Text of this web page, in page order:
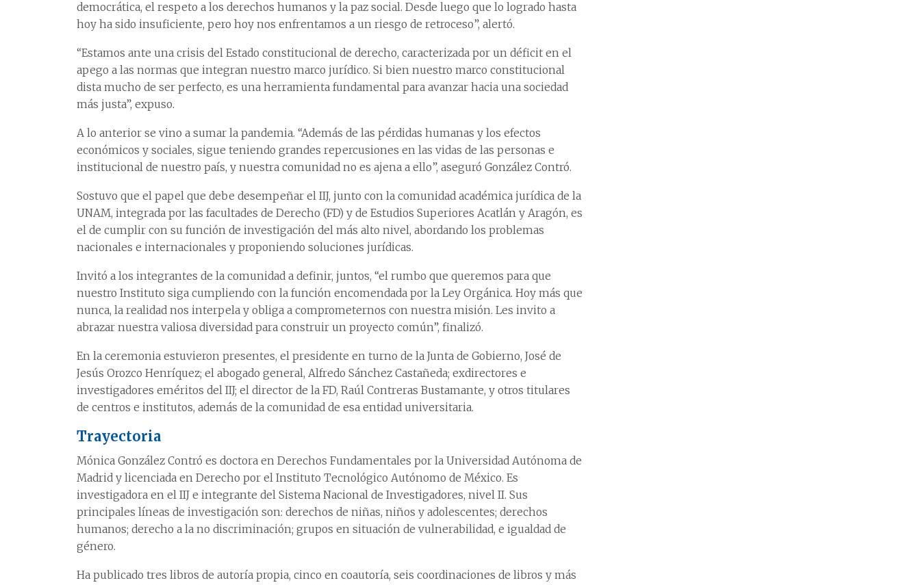
democrática, el respeto a los derechos humanos y la paz social. Desde luego que lo logrado hasta
hoy ha sido insuficiente, pero hoy nos enfrentamos a un riesgo de retroceso”, alertó.
“Estamos ante una crisis del Estado constitucional de derecho, caracterizada por un déficit en el
apego a las normas que integran nuestro marco jurídico. Si bien nuestro marco constitucional
dista mucho de ser perfecto, es una herramienta fundamental para avanzar hacia una sociedad
más justa”, expuso.
A lo anterior se vino a sumar la pandemia. “Además de las pérdidas humanas y los efectos
económicos y sociales, sigue teniendo grandes repercusiones en las vidas de las personas e
institucional de nuestro país, y nuestra comunidad no es ajena a ello”, aseguró González Contró.
Sostuvo que el papel que debe desempeñar el IIJ, junto con la comunidad académica jurídica de la
UNAM, integrada por las facultades de Derecho (FD) y de Estudios Superiores Acatlán y Aragón, es
el de cumplir con su función de investigación del más alto nivel, abordando los problemas
nacionales e internacionales y proponiendo soluciones jurídicas.
Invitó a los integrantes de la comunidad a definir, juntos, “el rumbo que queremos para que
nuestro Instituto siga cumpliendo con la función encomendada por la Ley Orgánica. Hoy más que
nunca, la realidad nos interpela y obliga a comprometernos con nuestra misión. Les invito a
abrazar nuestra valiosa diversidad para construir un proyecto común”, finalizó.
En la ceremonia estuvieron presentes, el presidente en turno de la Junta de Gobierno, José de
Jesús Orozco Henríquez; el abogado general, Alfredo Sánchez Castañeda; exdirectores e
investigadores eméritos del IIJ; el director de la FD, Raúl Contreras Bustamante, y otros titulares
de centros e institutos, además de la comunidad de esa entidad universitaria.
Trayectoria
Mónica González Contró es doctora en Derechos Fundamentales por la Universidad Autónoma de
Madrid y licenciada en Derecho por el Instituto Tecnológico Autónomo de México. Es
investigadora en el IIJ e integrante del Sistema Nacional de Investigadores, nivel II. Sus
principales líneas de investigación son: derechos de niñas, niños y adolescentes; derechos
humanos; derecho a la no discriminación; grupos en situación de vulnerabilidad, e igualdad de
género.
Ha publicado tres libros de autoría propia, cinco en coautoría, seis coordinaciones de libros y más